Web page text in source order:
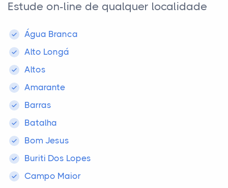
Estude on-line de qualquer localidade
Água Branca
Alto Longá
Altos
Amarante
Barras
Batalha
Bom Jesus
Buriti Dos Lopes
Campo Maior